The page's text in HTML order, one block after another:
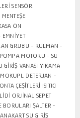
SENSÖR
ÖN
GRUBU - RULMAN -
POMPA MOTORU - SU
GİRİŞ VANASI YIKAMA
DETERJAN -
ÇEŞİTLERİ ISITICI
ORJİNAL SEPET
BORULARI ŞALTER -
ANAKART SU GİRİŞ